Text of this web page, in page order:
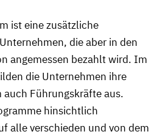
ist eine zusätzliche
die aber in den
angemessen bezahlt wird. Im
die Unternehmen ihre
auch Führungskräfte aus.
hinsichtlich
alle verschieden und von dem